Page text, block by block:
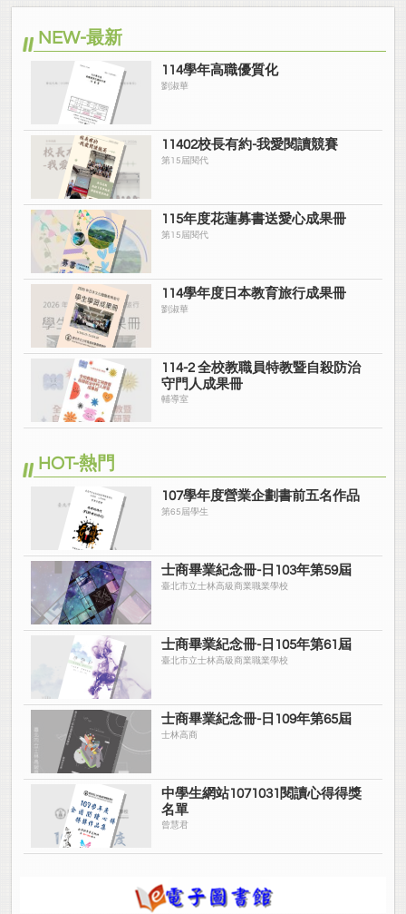
NEW-最新
114學年高職優質化
劉淑華
11402校長有約-我愛閱讀競賽
第15屆閱代
115年度花蓮募書送愛心成果冊
第15屆閱代
114學年度日本教育旅行成果冊
劉淑華
114-2 全校教職員特教暨自殺防治
守門人成果冊
輔導室
HOT-熱門
107學年度營業企劃書前五名作品
第65屆學生
士商畢業紀念冊-日103年第59屆
臺北市立士林高級商業職業學校
士商畢業紀念冊-日105年第61屆
臺北市立士林高級商業職業學校
士商畢業紀念冊-日109年第65屆
士林高商
中學生網站1071031閱讀心得得獎
名單
曾慧君